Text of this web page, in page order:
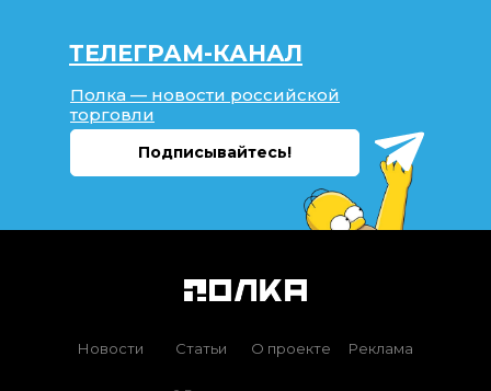
ТЕЛЕГРАМ-КАНАЛ
Полка — новости российской
торговли
Подписывайтесь!
Новости О проекте
Статьи Реклама